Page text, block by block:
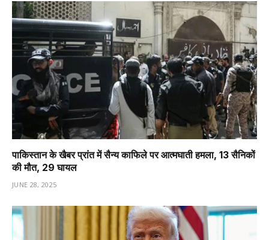
पाकिस्तान के खैबर प्रांत में सैन्य काफिले पर आत्मघाती हमला, 13 सैनिकों
की मौत, 29 घायल
JUNE 28, 2025